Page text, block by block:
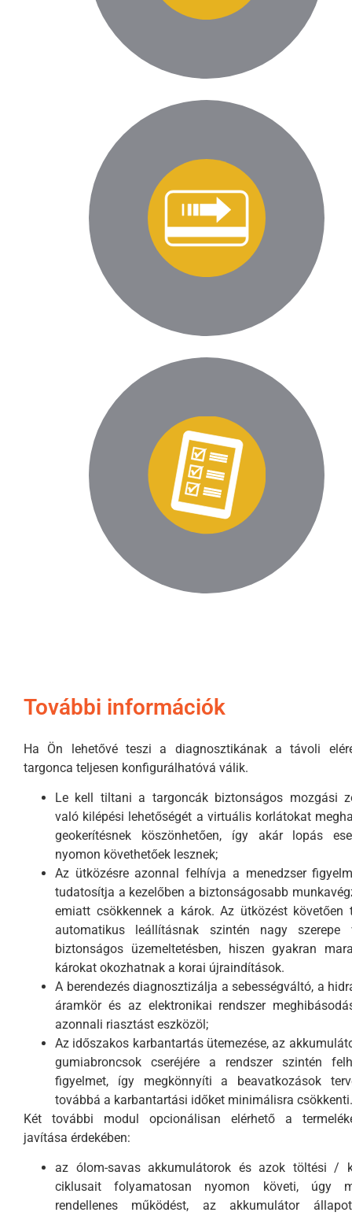
További információk
Ha Ön lehetővé teszi a diagnosztikának a távoli
targonca teljesen konfigurálhatóvá válik.
Le kell tiltani a targoncák biztonságos mozgási
való kilépési lehetőségét a virtuális korlátokat
geokerítésnek köszönhetően, így akár lopás
nyomon követhetőek lesznek;
Az ütközésre azonnal felhívja a menedzser
tudatosítja a kezelőben a biztonságosabb
emiatt csökkennek a károk. Az ütközést követően
automatikus leállításnak szintén nagy
biztonságos üzemeltetésben, hiszen gyakran
károkat okozhatnak a korai újraindítások.
A berendezés diagnosztizálja a sebességváltó, a
áramkör és az elektronikai rendszer
azonnali riasztást eszközöl;
Az időszakos karbantartás ütemezése, az
gumiabroncsok cseréjére a rendszer szintén
figyelmet, így megkönnyíti a beavatkozások
továbbá a karbantartási időket minimálisra csökkenti.
Két további modul opcionálisan elérhető a
javítása érdekében:
az ólom-savas akkumulátorok és azok töltési /
ciklusait folyamatosan nyomon követi, úgy
rendellenes működést, az akkumulátor